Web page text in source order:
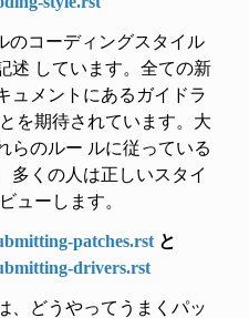
のコーディングスタイル
述 しています。全ての新
ュメントにあるガイドラ
を期待されています。大
らのルー ルに従っている
多くの人は正しいスタイ
ューします。
patches.rstと
drivers.rst
、どうやってうまくパッ